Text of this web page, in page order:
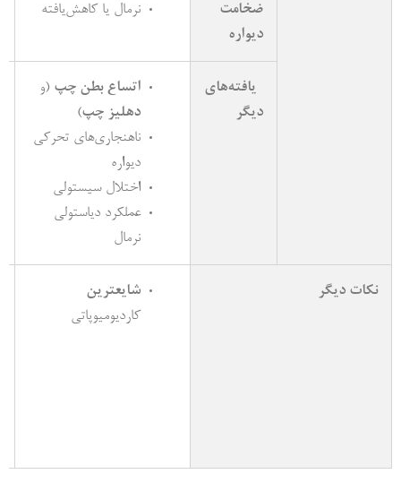
ضخامت
دیواره
نرمال یا کاهش‌­یافته
یافته‌های
دیگر
اتساع بطن چپ (و
دهلیز چپ)
ناهنجاری­‌های تحرکی
دیواره
اختلال سیستولی
عملکرد دیاستولی
نرمال
نکات دیگر
شایعترین
کاردیومیوپاتی